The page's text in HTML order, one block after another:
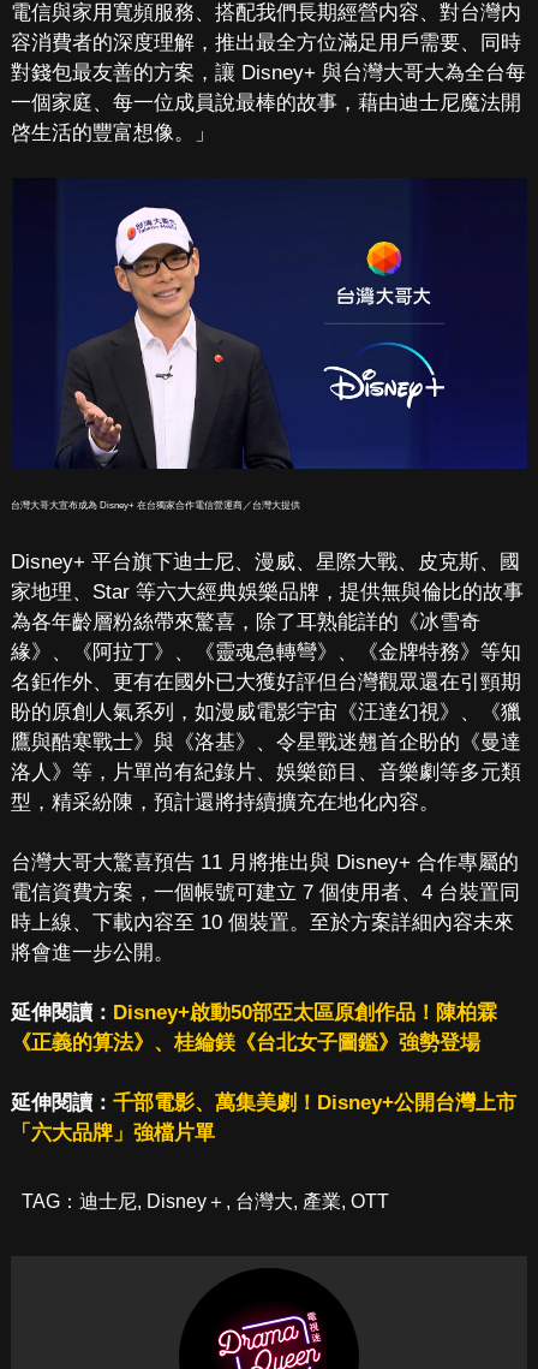
電信與家用寬頻服務、搭配我們長期經營内容、對台灣内
容消費者的深度理解，推出最全方位滿足用戶需要、同時
對錢包最友善的方案，讓 Disney+ 與台灣大哥大為全台每
一個家庭、每一位成員說最棒的故事，藉由迪士尼魔法開
啓生活的豐富想像。」
台灣大哥大宣布成為 Disney+ 在台獨家合作電信營運商／台灣大提供
Disney+ 平台旗下迪士尼、漫威、星際大戰、皮克斯、國
家地理、Star 等六大經典娛樂品牌，提供無與倫比的故事
為各年齡層粉絲帶來驚喜，除了耳熟能詳的《冰雪奇
緣》、《阿拉丁》、《靈魂急轉彎》、《金牌特務》等知
名鉅作外、更有在國外已大獲好評但台灣觀眾還在引頸期
盼的原創人氣系列，如漫威電影宇宙《汪達幻視》、《獵
鷹與酷寒戰士》與《洛基》、令星戰迷翹首企盼的《曼達
洛人》等，片單尚有紀錄片、娛樂節目、音樂劇等多元類
型，精采紛陳，預計還將持續擴充在地化內容。
台灣大哥大驚喜預告 11 月將推出與 Disney+ 合作專屬的
電信資費方案，一個帳號可建立 7 個使用者、4 台裝置同
時上線、下載內容至 10 個裝置。至於方案詳細內容未來
將會進一步公開。
延伸閱讀： Disney+啟動50部亞太區原創作品！陳柏霖
《正義的算法》、桂綸鎂《台北女子圖鑑》強勢登場
延伸閱讀： 千部電影、萬集美劇！Disney+公開台灣上市
「六大品牌」強檔片單
TAG： 迪士尼, Disney＋ , 台灣大, 產業, OTT